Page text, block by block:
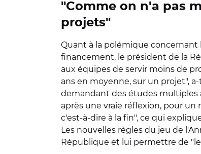
"Comme on n'a pas
projets"
Quant à la polémique concernant
financement, le président de la
aux équipes de servir moins de
ans en moyenne, sur un projet",
demandant des études multiples
après une vraie réflexion, pour
c'est-à-dire à la fin", ce qui
Les nouvelles règles du jeu de
République et lui permettre de